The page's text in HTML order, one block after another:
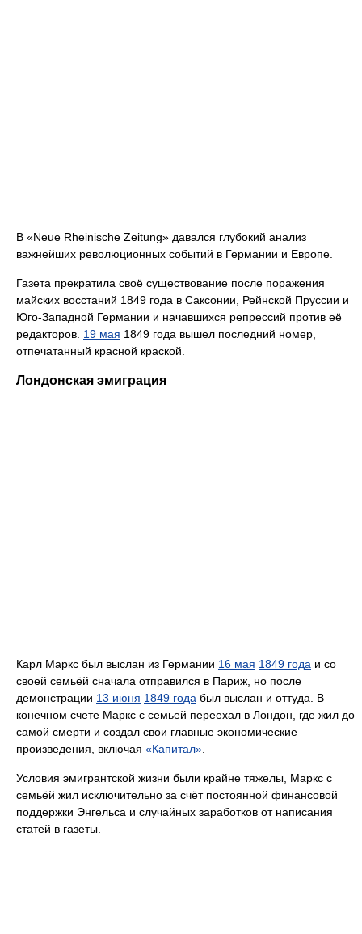
В «Neue Rheinische Zeitung» давался глубокий анализ
важнейших революционных событий в Германии и Европе.
Газета прекратила своё существование после поражения
майских восстаний 1849 года в Саксонии, Рейнской Пруссии и
Юго-Западной Германии и начавшихся репрессий против её
редакторов. 19 мая 1849 года вышел последний номер,
отпечатанный красной краской.
Лондонская эмиграция
Карл Маркс был выслан из Германии 16 мая 1849 года и со
своей семьёй сначала отправился в Париж, но после
демонстрации 13 июня 1849 года был выслан и оттуда. В
конечном счете Маркс с семьей переехал в Лондон, где жил до
самой смерти и создал свои главные экономические
произведения, включая «Капитал»
Условия эмигрантской жизни были крайне тяжелы, Маркс с
семьёй жил исключительно за счёт постоянной финансовой
поддержки Энгельса и случайных заработков от написания
статей в газеты.